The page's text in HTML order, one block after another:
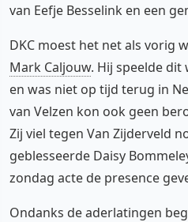
van Eefje Besselink en een
DKC moest het net als vorig
Mark Caljouw. Hij speelde dit
en was niet op tijd terug in
van Velzen kon ook geen
Zij viel tegen Van Zijderveld
geblesseerde Daisy
zondag acte de presence
Ondanks de aderlatingen